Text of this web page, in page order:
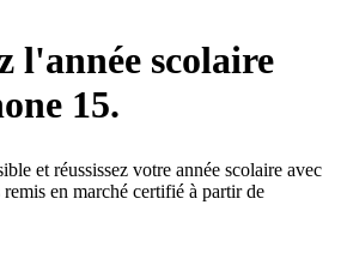
l'année scolaire
15.
et réussissez votre année scolaire avec
en marché certifié à partir de